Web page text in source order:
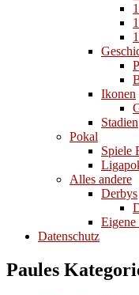
Ikonen
Stadien
Pokal
Spiele
Alles andere
Derbys
Eigene
Datenschutz
Paules